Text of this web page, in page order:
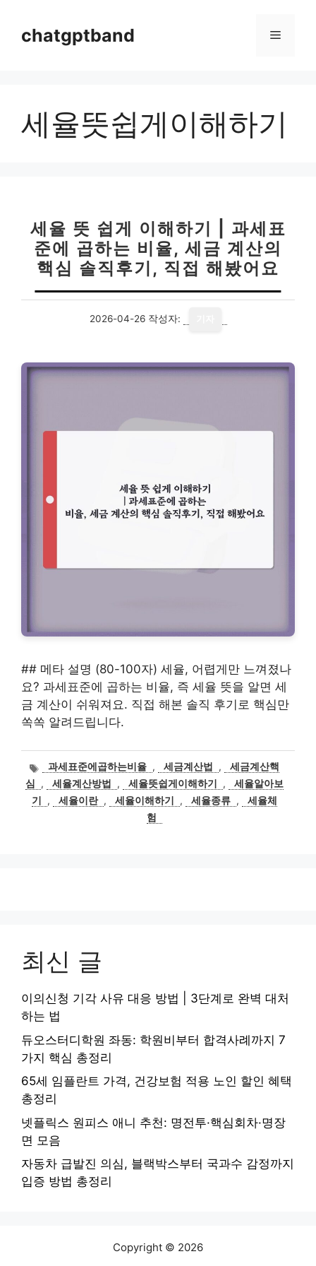
chatgptband 메
세율뜻쉽게이해하기
세율 뜻 쉽게 이해하기 | 과세표
준에 곱하는 비율, 세금 계산의
핵심 솔직후기, 직접 해봤어요
2026-04-26 작성자:
## 메타 설명 (80-100자) 세율, 어렵게만 느껴졌나
요? 과세표준에 곱하는 비율, 즉 세율 뜻을 알면 세
금 계산이 쉬워져요. 직접 해본 솔직 후기로 핵심만
쏙쏙 알려드립니다.
태과세표준에곱하는비율 , 세금계산법 ,
세금계산핵
심
, 세율계산방법 , 세율뜻쉽게이해하기 ,
세율알아보
기
, 세율이란 , 세율이해하기 , 세율종류 ,
세율체
험
최신 글
이의신청 기각 사유 대응 방법 | 3단계로 완벽 대처
하는 법
듀오스터디학원 좌동: 학원비부터 합격사례까지 7
가지 핵심 총정리
65세 임플란트 가격, 건강보험 적용 노인 할인 혜택
총정리
넷플릭스 원피스 애니 추천: 명전투·핵심회차·명장
면 모음
자동차 급발진 의심, 블랙박스부터 국과수 감정까지
입증 방법 총정리
Copyright © 2026